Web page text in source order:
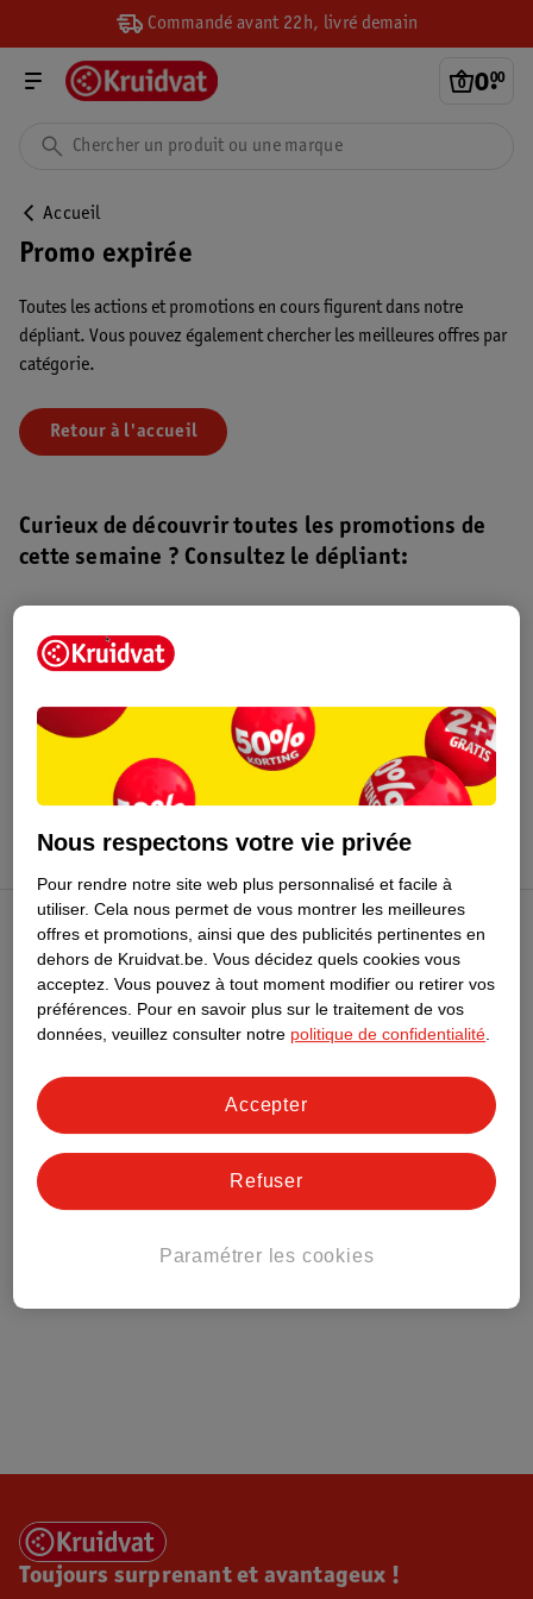
Commandé avant 22h, livré demain
0.
00
Accueil
Promo expirée
Toutes les actions et promotions en cours figurent dans notre
dépliant. Vous pouvez également chercher les meilleures offres par
catégorie.
Retour à l'accueil
Curieux de découvrir toutes les promotions de
cette semaine ? Consultez le dépliant:
Dépliant Kruidvat
Profitez-en
Club Kruidvat
Service Clientèle
Tout sur Kruidvat
Toujours surprenant et avantageux !
Nous respectons votre vie privée
Pour rendre notre site web plus personnalisé et facile à
utiliser. Cela nous permet de vous montrer les meilleures
offres et promotions, ainsi que des publicités pertinentes en
dehors de Kruidvat.be. Vous décidez quels cookies vous
acceptez. Vous pouvez à tout moment modifier ou retirer vos
préférences. Pour en savoir plus sur le traitement de vos
données, veuillez consulter notre politique de confidentialité.
Paramétrer les cookies
Refuser
Accepter